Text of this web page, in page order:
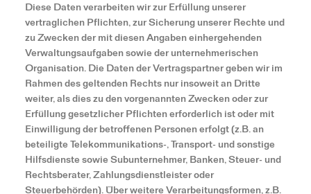
Diese Daten verarbeiten wir zur Erfüllung unserer
vertraglichen Pflichten, zur Sicherung unserer Rechte und
zu Zwecken der mit diesen Angaben einhergehenden
Verwaltungsaufgaben sowie der unternehmerischen
Organisation. Die Daten der Vertragspartner geben wir im
Rahmen des geltenden Rechts nur insoweit an Dritte
weiter, als dies zu den vorgenannten Zwecken oder zur
Erfüllung gesetzlicher Pflichten erforderlich ist oder mit
Einwilligung der betroffenen Personen erfolgt (z.B. an
beteiligte Telekommunikations-, Transport- und sonstige
Hilfsdienste sowie Subunternehmer, Banken, Steuer- und
Rechtsberater, Zahlungsdienstleister oder
Steuerbehörden). Über weitere Verarbeitungsformen, z.B.